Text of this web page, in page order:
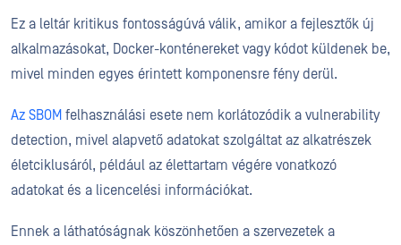
Ez a leltár kritikus fontosságúvá válik, amikor a fejlesztők új
alkalmazásokat, Docker-konténereket vagy kódot küldenek be,
mivel minden egyes érintett komponensre fény derül.
Az SBOM felhasználási esete nem korlátozódik a vulnerability
detection, mivel alapvető adatokat szolgáltat az alkatrészek
életciklusáról, például az élettartam végére vonatkozó
adatokat és a licencelési információkat.
Ennek a láthatóságnak köszönhetően a szervezetek a